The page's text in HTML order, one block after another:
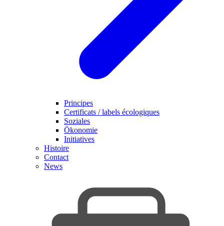
Principes
Certificats / labels écologiques
Soziales
Ökonomie
Initiatives
Histoire
Contact
News